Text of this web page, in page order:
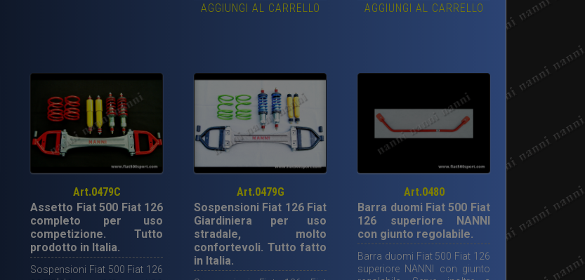
originaleattuale
AGGIUNGI AL CARRELLO
originaleattuale
AGGIUNGI AL CARRELLO
Art.0479C
Assetto Fiat 500 Fiat 126
completo per uso
competizione. Tutto
prodotto in Italia.
Sospensioni Fiat 500 Fiat 126
Art.0479G
Sospensioni Fiat 126 Fiat
Giardiniera per uso
stradale, molto
confortevoli. Tutto fatto
in Italia.
Art.0480
Barra duomi Fiat 500 Fiat
126 superiore NANNI
con giunto regolabile.
Barra duomi Fiat 500 Fiat 126
superiore NANNI con giunto